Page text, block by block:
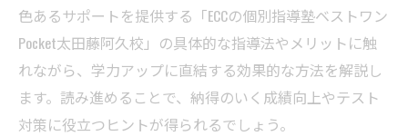
色あるサポートを提供する「ECCの個別指導塾ベストワン
Pocket太田藤阿久校」の具体的な指導法やメリットに触
れながら、学力アップに直結する効果的な方法を解説し
ます。読み進めることで、納得のいく成績向上やテスト
対策に役立つヒントが得られるでしょう。